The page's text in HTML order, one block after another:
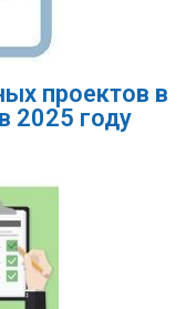
проектов в
2025 году